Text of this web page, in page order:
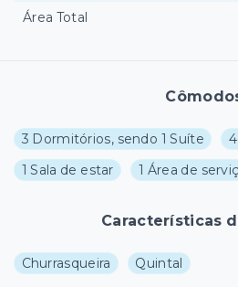
3 Dormitórios, sendo 1 Suíte
1 Sala de estar
1 Área de
Características
Churrasqueira Quintal
Área Total